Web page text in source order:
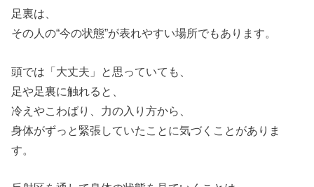
足裏は、
その人の“今の状態”が表れやすい場所でもあります。
頭では「大丈夫」と思っていても、
足や足裏に触れると、
冷えやこわばり、力の入り方から、
身体がずっと緊張していたことに気づくことがありま
す。